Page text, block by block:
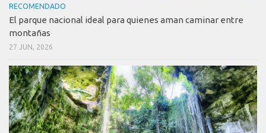
RECOMENDADO
El parque nacional ideal para quienes aman caminar entre
montañas
27 JUN, 2026